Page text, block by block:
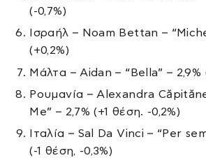
(-0,7%)
Ισραήλ – Noam Bettan –
(+0,2%)
Μάλτα – Aidan – “Bella” – 2,9%
Ρουμανία – Alexandra
Me” – 2,7% (+1 θέση. -0,2%)
Ιταλία – Sal Da Vinci – “Per
(-1 θέση, -0,3%)